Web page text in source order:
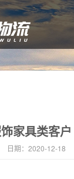
家具类客户
日期： 2020-12-18